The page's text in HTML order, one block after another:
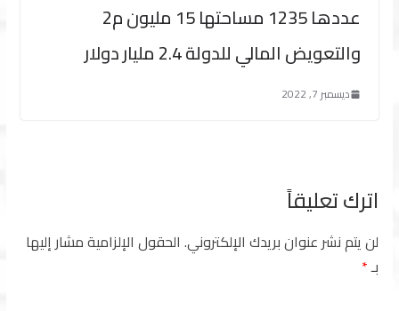
عددها 1235 مساحتها 15 مليون م2
والتعويض المالي للدولة 2.4 مليار دولار
ديسمبر 7, 2022
اترك تعليقاً
لن يتم نشر عنوان بريدك الإلكتروني. الحقول الإلزامية مشار إليها
بـ*